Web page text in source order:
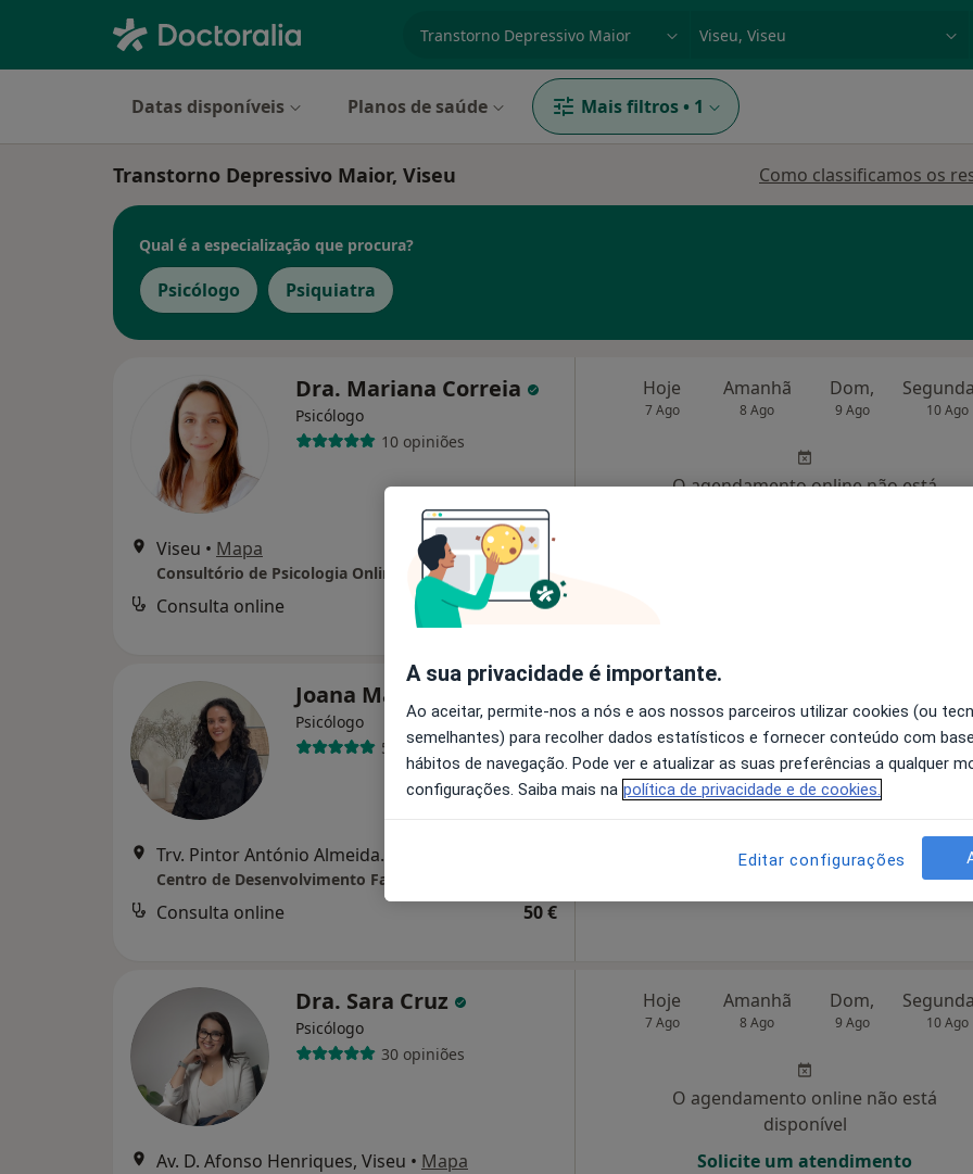
Datas disponíveis Planos de saúde Mais filtros • 1
Transtorno Depressivo Maior, Viseu Como classificamos os
Qual é a especialização que procura?
Psicólogo Psiquiatra
Dra. Mariana Correia
Psicólogo
10 opiniões
Viseu • Mapa
Consulta online desde 40 €
Hoje
7 Ago
Amanhã
8 Ago
Dom,
9 Ago 10 Ago
O agendamento online não está
Joana Martins
Psicólogo
5 opiniões
Centro de Desenvolvimento Familiar
Consulta online 50 €
7 Ago 8 Ago 9 Ago 10 Ago
O agendamento online não está
Solicite um atendimento
Dra. Sara Cruz
Psicólogo
30 opiniões
Av. D. Afonso Henriques, Viseu • Mapa
Hoje
7 Ago
Amanhã
8 Ago
Dom,
9 Ago 10 Ago
O agendamento online não está
disponível
Solicite um atendimento
A sua privacidade é importante.
Ao aceitar, permite-nos a nós e aos nossos parceiros utilizar cookies (ou
semelhantes) para recolher dados estatísticos e fornecer conteúdo com
hábitos de navegação. Pode ver e atualizar as suas preferências a qualquer
configurações. Saiba mais na política de privacidade e de cookies.
Editar configurações